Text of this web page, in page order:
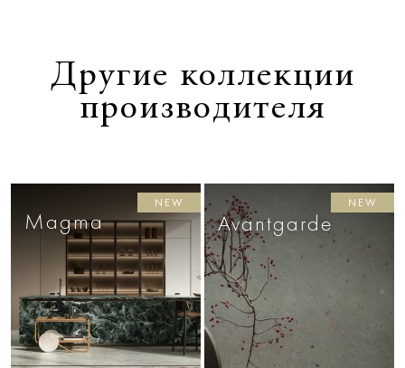
Другие коллекции
производителя
Magma
NEW
Avantgarde
NEW